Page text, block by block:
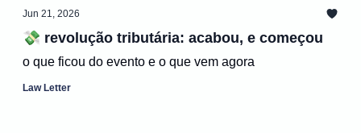
Jun 21, 2026
💸 revolução tributária: acabou, e começou
o que ficou do evento e o que vem agora
Law Letter